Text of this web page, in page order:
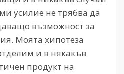
усилие не трябва да
възможност за
Моята хипотеза
и в някакъв
продукт на